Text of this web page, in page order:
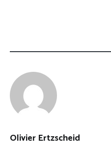
Olivier Ertzscheid